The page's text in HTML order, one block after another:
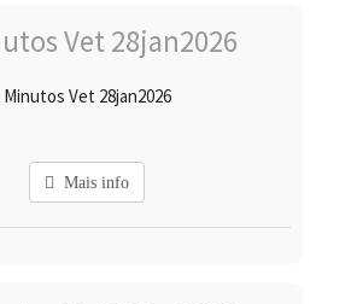
Minutos Vet 28jan2026
Mais info